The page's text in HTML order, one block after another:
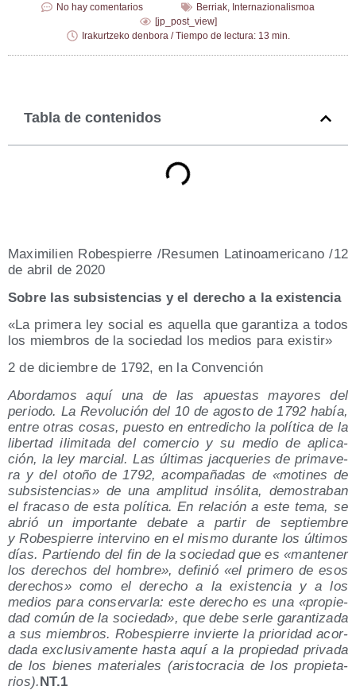
No hay comentarios
Berriak, Internazionalismoa
[jp_post_view]
Irakurtzeko denbora / Tiempo de lectura: 13 min.
Tabla de contenidos
Maxi­mi­lien Robes­pie­rre /​Resu­men Lati­no­ame­ri­cano /​12
de abril de 2020
Sobre las sub­sis­ten­cias y el dere­cho a la existencia
«La pri­me­ra ley social es aque­lla que garan­ti­za a todos
los miem­bros de la socie­dad los medios para existir»
2 de diciem­bre de 1792, en la Convención
Abor­da­mos aquí una de las apues­tas mayo­res del
perio­do. La Revo­lu­ción del 10 de agos­to de 1792 había,
entre otras cosas, pues­to en entre­di­cho la polí­ti­ca de la
liber­tad ili­mi­ta­da del comer­cio y su medio de apli­ca­
ción, la ley mar­cial. Las últi­mas jac­que­ries de pri­ma­ve­
ra y del oto­ño de 1792, acom­pa­ña­das de «moti­nes de
sub­sis­ten­cias» de una ampli­tud insó­li­ta, demos­tra­ban
el fra­ca­so de esta polí­ti­ca. En rela­ción a este tema, se
abrió un impor­tan­te deba­te a par­tir de sep­tiem­bre
y Robes­pie­rre inter­vino en el mis­mo duran­te los últi­mos
días. Par­tien­do del fin de la socie­dad que es «man­te­ner
los dere­chos del hom­bre», defi­nió «el pri­me­ro de esos
dere­chos» como el dere­cho a la exis­ten­cia y a los
medios para con­ser­var­la: este dere­cho es una «pro­pie­
dad común de la socie­dad», que debe ser­le garan­ti­za­da
a sus miem­bros. Robes­pie­rre invier­te la prio­ri­dad acor­
da­da exclu­si­va­men­te has­ta aquí a la pro­pie­dad pri­va­da
de los bie­nes mate­ria­les (aris­to­cra­cia de los pro­pie­ta­
rios).NT.1